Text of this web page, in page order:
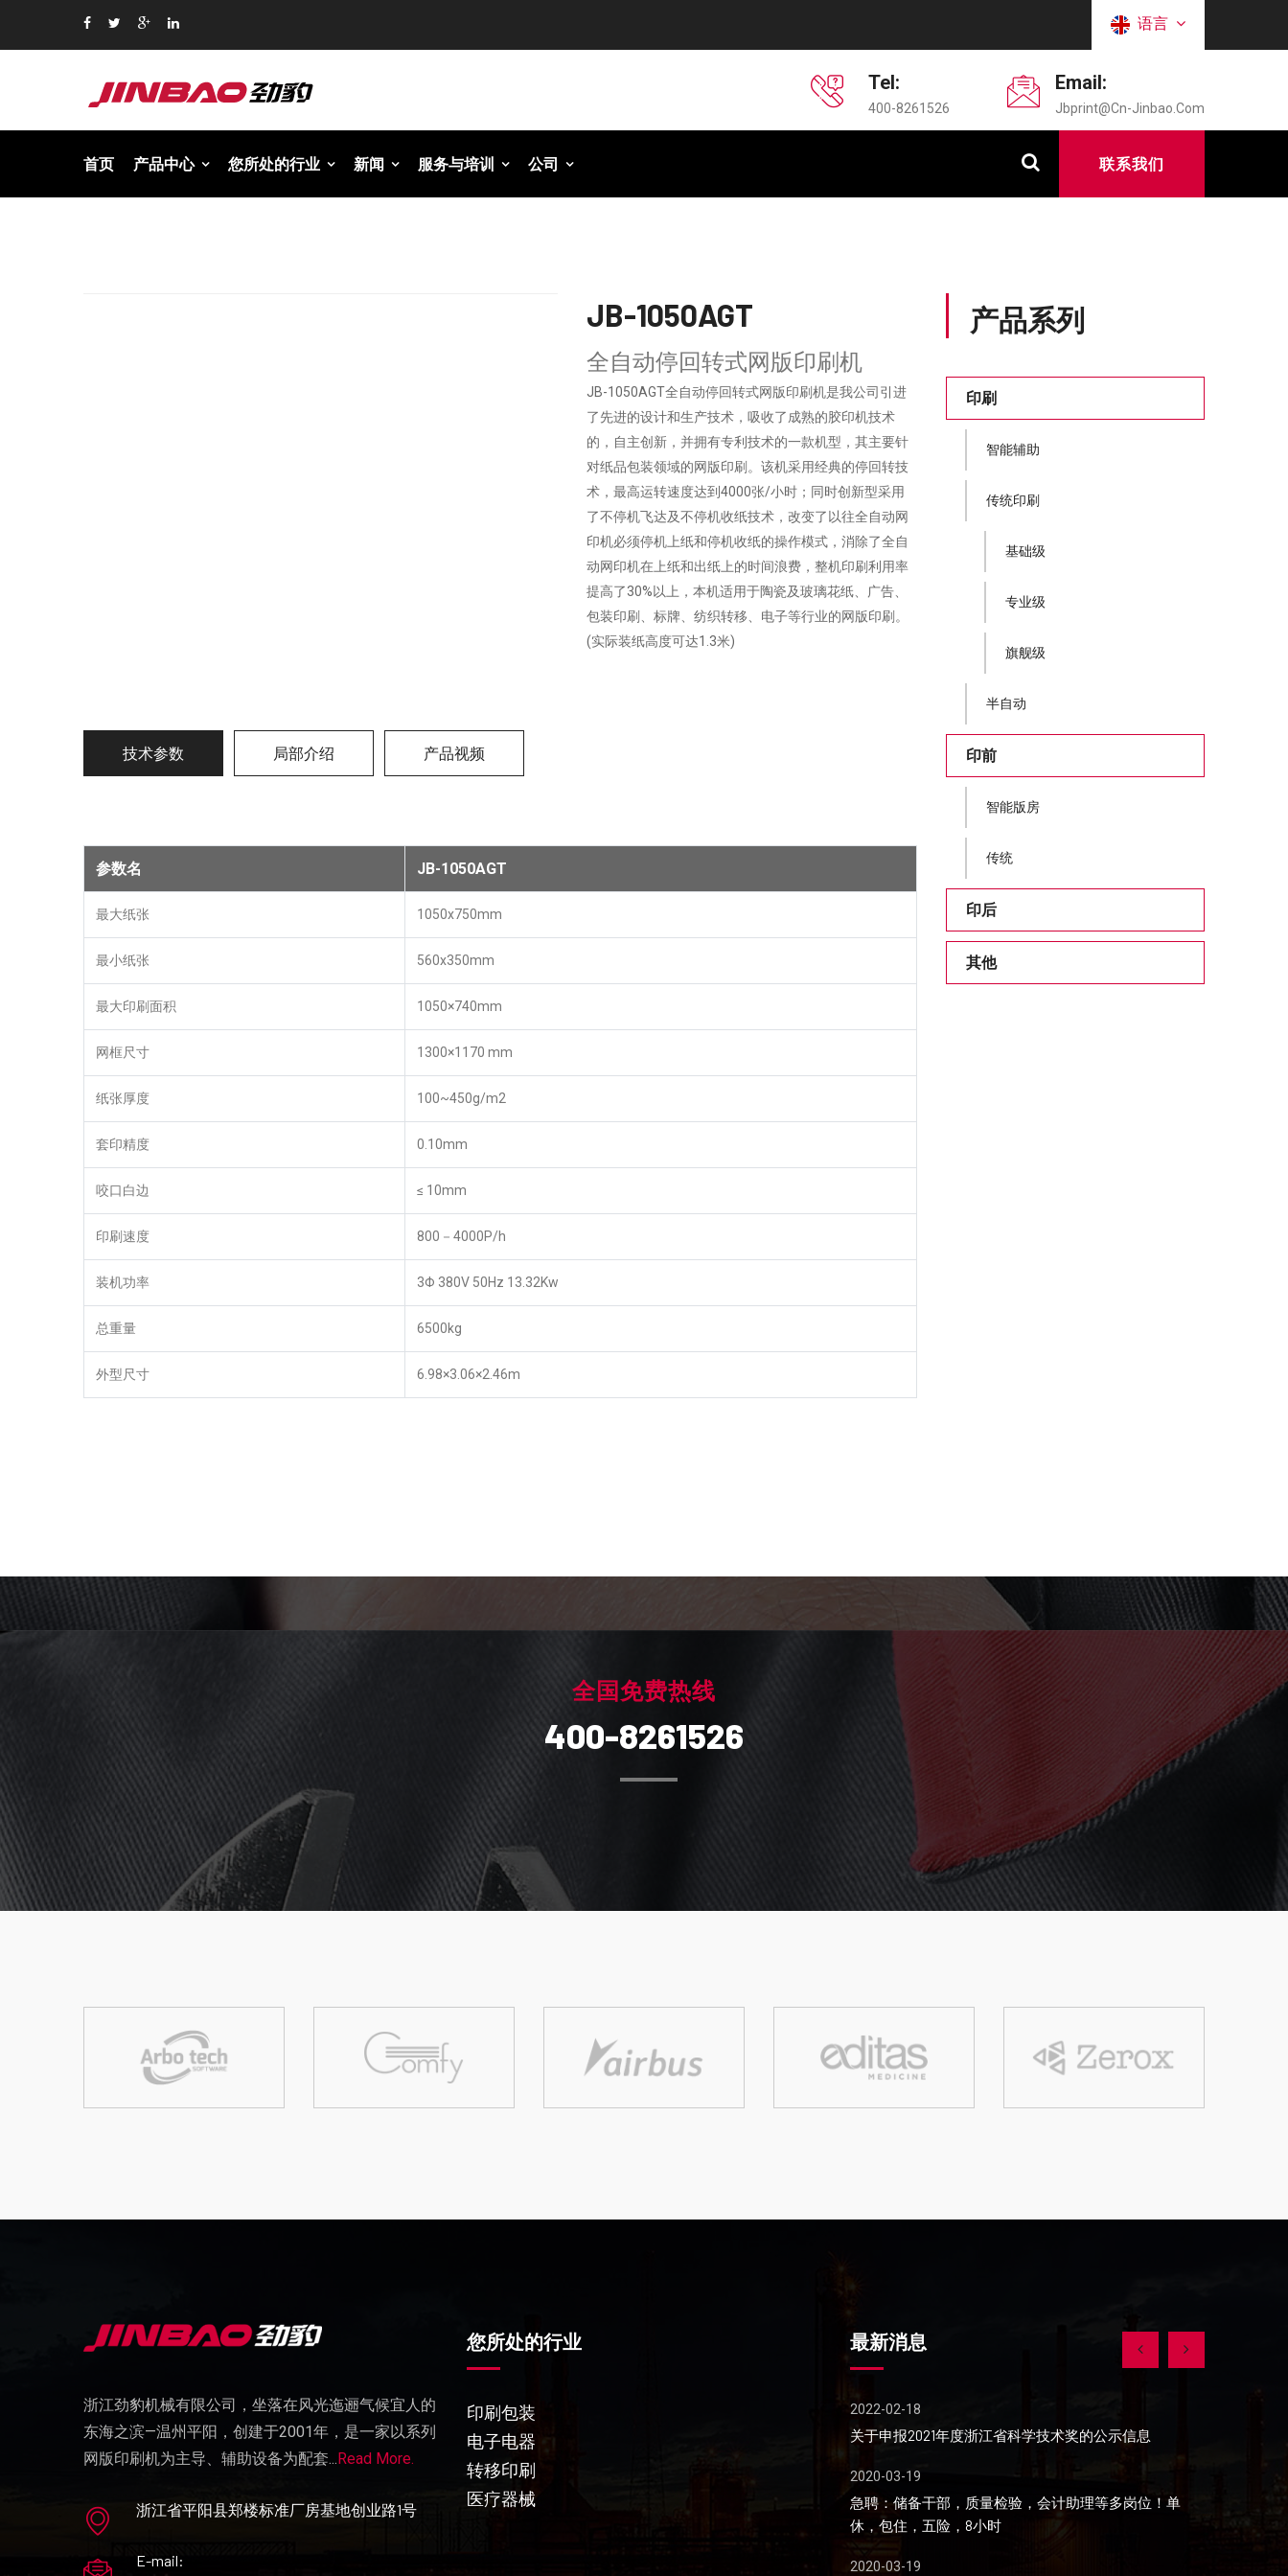
语言
Tel:
400-8261526
Email:
Jbprint@cn-Jinbao.com
首页 产品中心 您所处的行业 新闻 服务与培训 公司 联系我们
JB-1050AGT
全自动停回转式网版印刷机
JB-1050AGT全自动停回转式网版印刷机是我公司引进
了先进的设计和生产技术，吸收了成熟的胶印机技术
的，自主创新，并拥有专利技术的一款机型，其主要针
对纸品包装领域的网版印刷。该机采用经典的停回转技
术，最高运转速度达到4000张/小时；同时创新型采用
了不停机飞达及不停机收纸技术，改变了以往全自动网
印机必须停机上纸和停机收纸的操作模式，消除了全自
动网印机在上纸和出纸上的时间浪费，整机印刷利用率
提高了30%以上，本机适用于陶瓷及玻璃花纸、广告、
包装印刷、标牌、纺织转移、电子等行业的网版印刷。
(实际装纸高度可达1.3米)
技术参数 局部介绍 产品视频
参数名 JB-1050AGT
最大纸张 1050x750mm
最小纸张 560x350mm
最大印刷面积 1050×740mm
网框尺寸 1300×1170 mm
纸张厚度 100~450g/m2
套印精度 0.10mm
咬口白边 ≤ 10mm
印刷速度 800－4000P/h
装机功率 3Φ 380V 50Hz 13.32Kw
总重量 6500kg
外型尺寸 6.98×3.06×2.46m
产品系列
印刷
智能辅助
传统印刷
基础级
专业级
旗舰级
半自动
印前
智能版房
传统
印后
其他
全国免费热线
400-8261526
浙江劲豹机械有限公司，坐落在风光迤逦气候宜人的
东海之滨—温州平阳，创建于2001年，是一家以系列
网版印刷机为主导、辅助设备为配套...Read More.
浙江省平阳县郑楼标准厂房基地创业路1号
E-mail:
您所处的行业
印刷包装
电子电器
转移印刷
医疗器械
最新消息
的公示信息
理等多岗位！单
2020-01-19
劲豹机械方新通：一生只做一件事，丝印技术创新！
2019中国国际纸包装全能论坛在温州盛大开幕，500+行
2019-08-19
2022-02-18
关于申报2021年度浙江省科学技术奖的公示信息
2020-03-19
急聘：储备干部，质量检验，会计助理等多岗位！单
2020-01-19
劲豹机械方新通：一生只做一件事，丝印技术创新！
2019-10-19
2019中国国际纸包装全能论坛在温州盛大开幕，500+行
业人士共话纸包装新未来！
2019-08-19
休，包住，